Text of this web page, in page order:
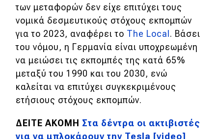
των μεταφορών δεν είχε επιτύχει τους
νομικά δεσμευτικούς στόχους εκπομπών
για το 2023, αναφέρει το The Local . Βάσει
του νόμου, η Γερμανία είναι υποχρεωμένη
να μειώσει τις εκπομπές της κατά 65%
μεταξύ του 1990 και του 2030, ενώ
καλείται να επιτύχει συγκεκριμένους
ετήσιους στόχους εκπομπών.
ΔΕΙΤΕ ΑΚΟΜΗ Στα δέντρα οι ακτιβιστές
για να μπλοκάρουν την Tesla [video]